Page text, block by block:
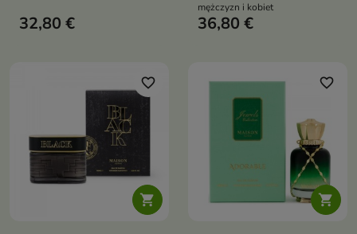
32,80 €
mężczyzn i kobiet
36,80 €

favorite_border

favorite_border